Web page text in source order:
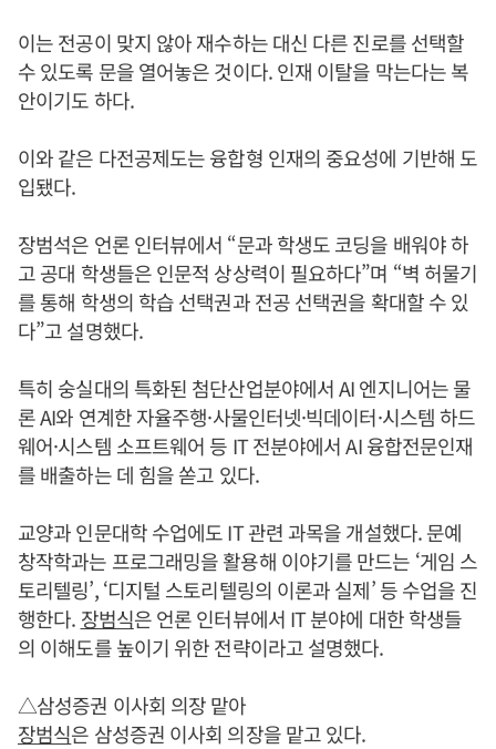
이는 전공이 맞지 않아 재수하는 대신 다른 진로를 선택할
수 있도록 문을 열어놓은 것이다. 인재 이탈을 막는다는 복
안이기도 하다.
이와 같은 다전공제도는 융합형 인재의 중요성에 기반해 도
입됐다.
장범석은 언론 인터뷰에서 “문과 학생도 코딩을 배워야 하
고 공대 학생들은 인문적 상상력이 필요하다”며 “벽 허물기
를 통해 학생의 학습 선택권과 전공 선택권을 확대할 수 있
다”고 설명했다.
특히 숭실대의 특화된 첨단산업분야에서 AI 엔지니어는 물
론 AI와 연계한 자율주행·사물인터넷·빅데이터·시스템 하드
웨어·시스템 소프트웨어 등 IT 전분야에서 AI 융합전문인재
를 배출하는 데 힘을 쏟고 있다.
교양과 인문대학 수업에도 IT 관련 과목을 개설했다. 문예
창작학과는 프로그래밍을 활용해 이야기를 만드는 ‘게임 스
토리텔링’, ‘디지털 스토리텔링의 이론과 실제’ 등 수업을 진
행한다. 장범식은 언론 인터뷰에서 IT 분야에 대한 학생들
의 이해도를 높이기 위한 전략이라고 설명했다.
△삼성증권 이사회 의장 맡아
장범식은 삼성증권 이사회 의장을 맡고 있다.